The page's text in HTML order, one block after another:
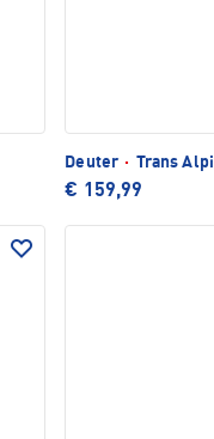
Deuter · Trans
€ 159,99